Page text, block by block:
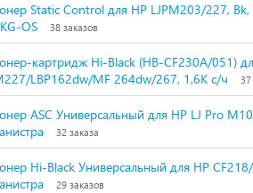
Static Control для HP LJPM203/227,
OS
38 заказов
картридж Hi-Black (HB-CF230A/051)
LBP162dw/MF 264dw/267, 1,6K с/ч
ASC Универсальный для HP LJ Pro
32 заказа
Hi-Black Универсальный для HP
29 заказов